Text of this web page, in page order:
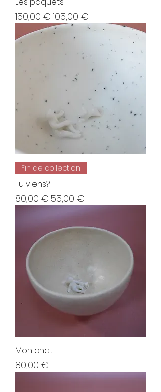
Prix original
150,00 €Prix promotionnel
105,00 €
Fin de collection
Tu viens?
Prix original
80,00 € Prix promotionnel
55,00 €
Mon chat
Prix
80,00 €